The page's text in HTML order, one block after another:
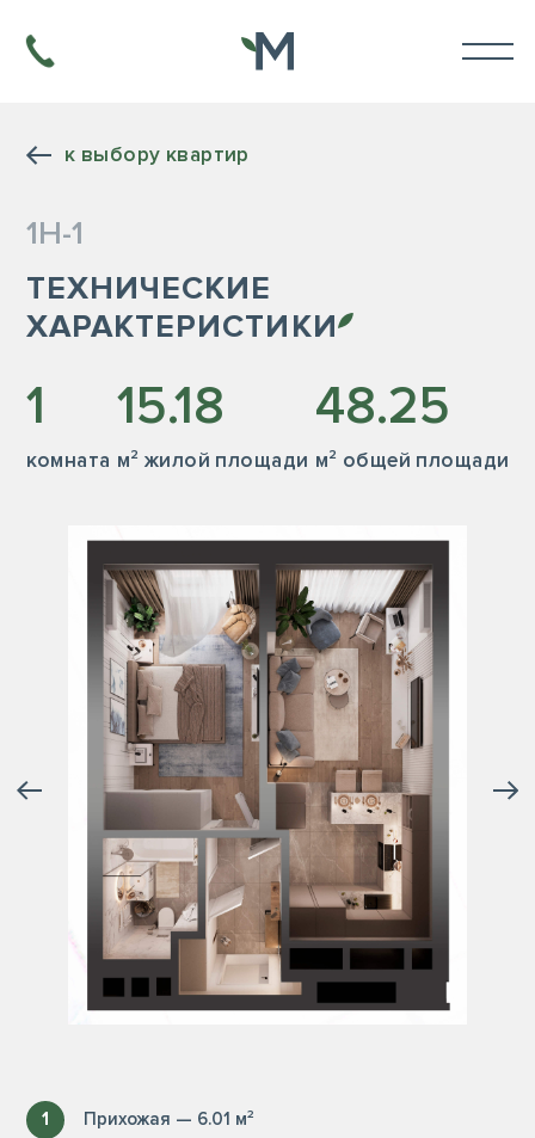
к выбору квартир
1Н-1
ТЕХНИЧЕСКИЕ
ХАРАКТЕРИСТИКИ
1
комната
15.18
м² жилой площади
48.25
м² общей площади
1 Прихожая — 6.01 м²